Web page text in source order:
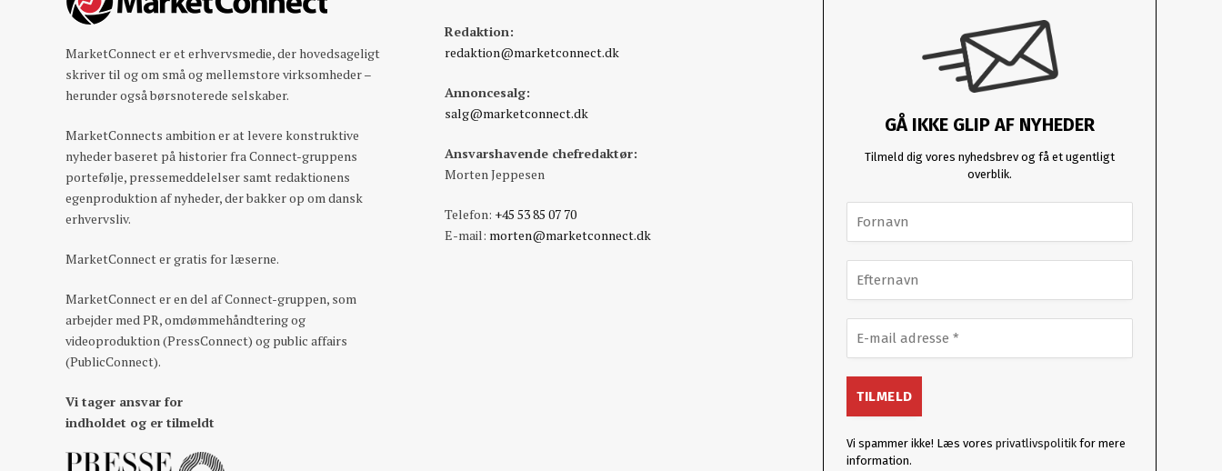
MarketConnect er et erhvervsmedie, der hovedsageligt
skriver til og om små og mellemstore virksomheder –
herunder også børsnoterede selskaber.
MarketConnects ambition er at levere konstruktive
nyheder baseret på historier fra Connect-gruppens
portefølje, pressemeddelelser samt redaktionens
egenproduktion af nyheder, der bakker op om dansk
erhvervsliv.
MarketConnect er gratis for læserne.
MarketConnect er en del af Connect-gruppen, som
arbejder med PR, omdømmehåndtering og
videoproduktion (PressConnect) og public affairs
(PublicConnect).
Vi tager ansvar for
indholdet og er tilmeldt
Redaktion:
redaktion@marketconnect.dk
Annoncesalg:
salg@marketconnect.dk
Ansvarshavende chefredaktør:
Morten Jeppesen
Telefon: +45 53 85 07 70
E-mail: morten@marketconnect.dk
GÅ IKKE GLIP AF NYHEDER
Tilmeld dig vores nyhedsbrev og få et ugentligt
overblik.
Vi spammer ikke! Læs voresprivatlivspolitik for mere
information.